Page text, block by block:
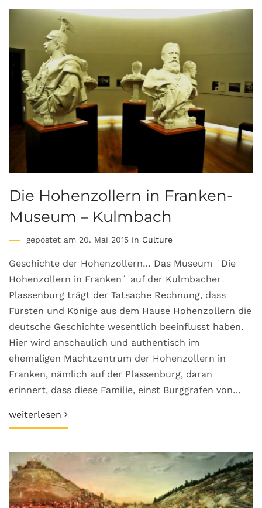
Die Hohenzollern in Franken-
Museum – Kulmbach
gepostet am 20. Mai 2015 in Culture
Geschichte der Hohenzollern… Das Museum ´Die
Hohenzollern in Franken´ auf der Kulmbacher
Plassenburg trägt der Tatsache Rechnung, dass
Fürsten und Könige aus dem Hause Hohenzollern die
deutsche Geschichte wesentlich beeinflusst haben.
Hier wird anschaulich und authentisch im
ehemaligen Machtzentrum der Hohenzollern in
Franken, nämlich auf der Plassenburg, daran
erinnert, dass diese Familie, einst Burggrafen von…
weiterlesen